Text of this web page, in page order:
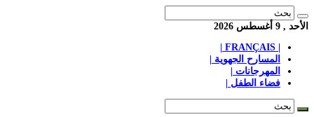
الأحد , 9 أغسطس 2026
المسارح الجهوية |
المهرجانات |
فضاء الطفل |